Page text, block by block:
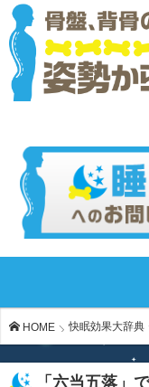
HOME 快眠効果大辞典
「六当五落」